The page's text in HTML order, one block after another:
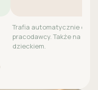
Trafia automatycznie do
pracodawcy. Także na
dzieckiem.